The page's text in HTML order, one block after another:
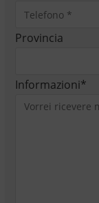
Provincia
Informazioni*